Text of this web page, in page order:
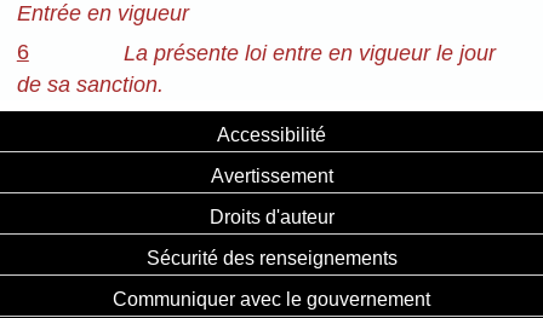
Entrée en vigueur
6
La présente loi entre en vigueur le jour
de sa sanction.
Accessibilité
Avertissement
Droits d'auteur
Sécurité des renseignements
Communiquer avec le gouvernement